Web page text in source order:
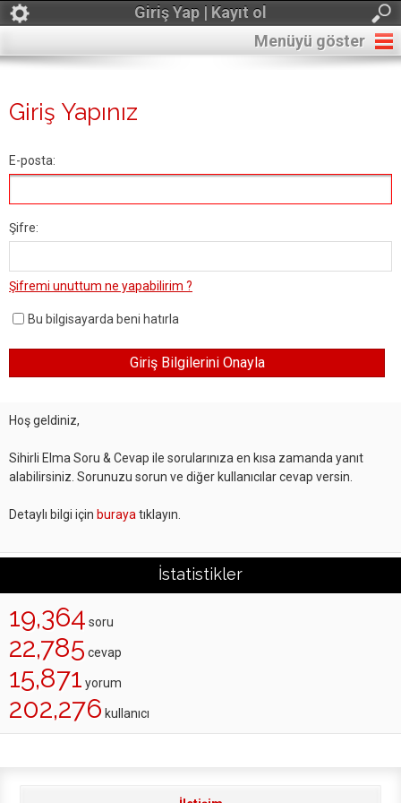
Giriş Yap | Kayıt ol
Menüyü göster
Giriş Yapınız
E-posta:
Şifre:
Şifremi unuttum ne yapabilirim ?
Bu bilgisayarda beni hatırla
Hoş geldiniz,
Sihirli Elma Soru & Cevap ile sorularınıza en kısa zamanda yanıt
alabilirsiniz. Sorunuzu sorun ve diğer kullanıcılar cevap versin.
Detaylı bilgi için buraya tıklayın.
İstatistikler
19,364 soru
22,785 cevap
15,871 yorum
202,276 kullanıcı